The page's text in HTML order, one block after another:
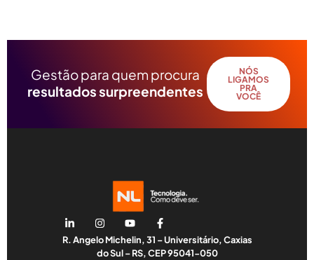
Gestão para quem procura
resultados surpreendentes
NÓS
LIGAMOS
PRA
VOCÊ
R. Angelo Michelin, 31 – Universitário, Caxias
do Sul – RS, CEP 95041-050